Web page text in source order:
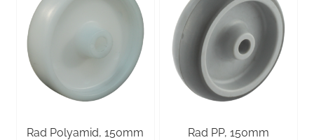
Rad Polyamid, 150mm
Rad PP, 150mm